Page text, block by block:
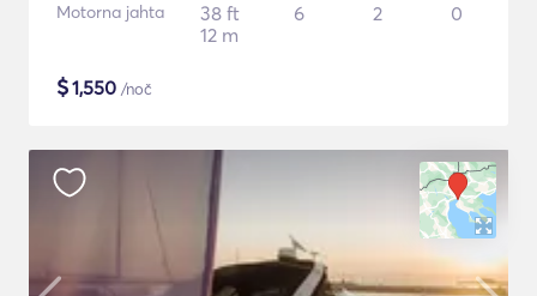
Motorna jahta
38 ft
12 m
6 2 0
$1,550 /noč